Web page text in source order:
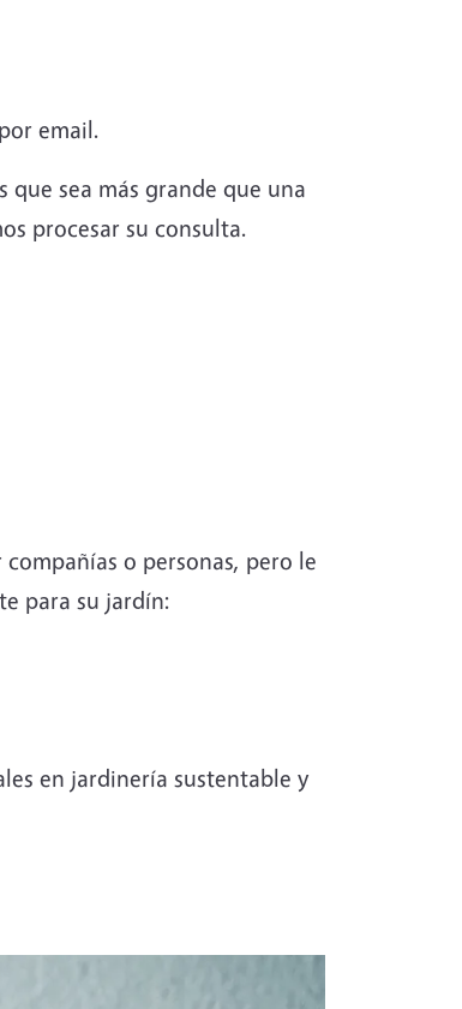
email.
que sea más grande que una
procesar su consulta.
o personas, pero le
para su jardín:
en jardinería sustentable y